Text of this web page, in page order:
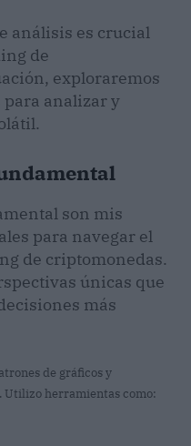
análisis es crucial
de
exploraremos
para analizar y
son mis
para navegar el
de criptomonedas.
únicas que
más
de gráficos y
Utilizo herramientas como: